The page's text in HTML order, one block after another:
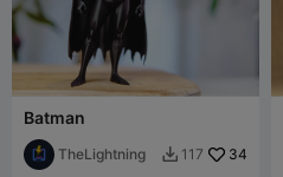
Batman
TheLightning  117 34